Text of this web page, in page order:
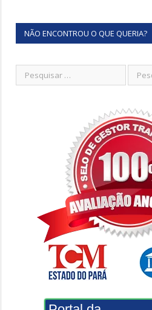
NÃO ENCONTROU O QUE QUERIA?